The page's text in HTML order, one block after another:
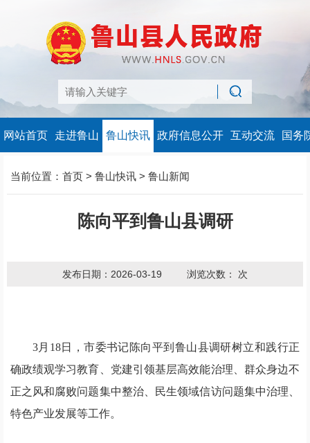
网站首页 走进鲁山 鲁山快讯 政府信息公开 互动交流 国务
当前位置： 首页 > 鲁山快讯 > 鲁山新闻
陈向平到鲁山县调研
发布日期：2026-03-19 浏览次数： 次
3月18日，市委书记陈向平到鲁山县调研树立和践行正
确政绩观学习教育、党建引领基层高效能治理、群众身边不
正之风和腐败问题集中整治、民生领域信访问题集中治理、
特色产业发展等工作。